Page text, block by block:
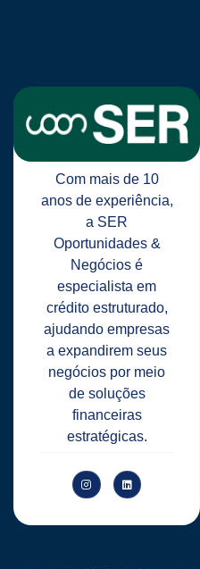
Com mais de 10
anos de experiência,
a SER
Oportunidades &
Negócios é
especialista em
crédito estruturado,
ajudando empresas
a expandirem seus
negócios por meio
de soluções
financeiras
estratégicas.